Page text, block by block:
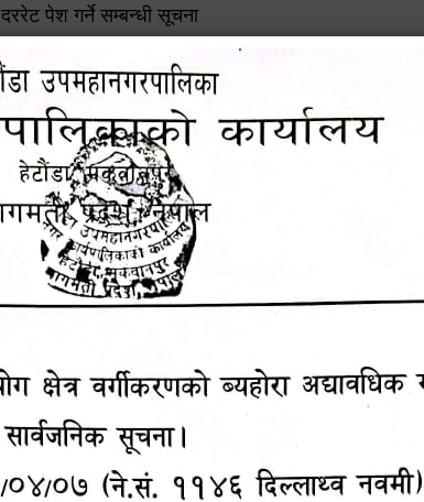
दररेट पेश गर्ने सम्बन्धी सूचना
जग्गाधनी दर्ता प्रमाणपूर्जामा भूउपयोग क्षेत्र वर्गीकरणको ब्यहोरा
अद्यावधिक गर्ने सम्बन्धी सार्वजनिक सूचना
आशय पत्र दर्ता सम्बन्धी सूचना
शिक्षक सरुवा सहमतिका लागि दरखास्त आव्हान सम्बन्धी सूचना !
हेटौंडा उपमहानगरपालिकाको सूची दर्ता सम्बन्धी सूचना
चुरियामाई सुरुङको संरक्षण तथा व्यवस्थापनको जिम्मेवारी
समितिलाई हस्तान्तरण
पोषाक र परिचयपत्र अनिवार्य लगाउने सम्बन्धमा ।